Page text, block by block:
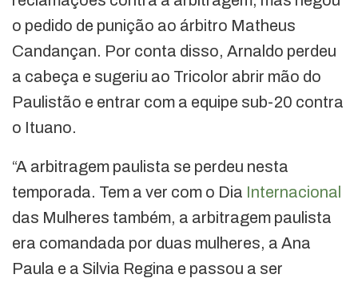
o pedido de punição ao árbitro Matheus
Candançan. Por conta disso, Arnaldo perdeu
a cabeça e sugeriu ao Tricolor abrir mão do
Paulistão e entrar com a equipe sub-20 contra
o Ituano.
“A arbitragem paulista se perdeu nesta
temporada. Tem a ver com o Dia Internacional
das Mulheres também, a arbitragem paulista
era comandada por duas mulheres, a Ana
Paula e a Silvia Regina e passou a ser